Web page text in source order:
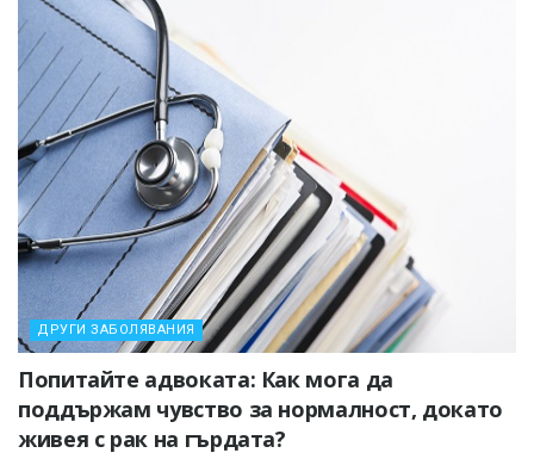
ДРУГИ ЗАБОЛЯВАНИЯ
Попитайте адвоката: Как мога да
поддържам чувство за нормалност, докато
живея с рак на гърдата?